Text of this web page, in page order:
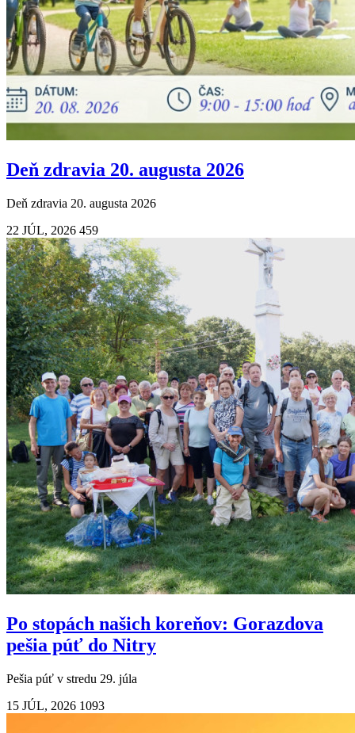
Deň zdravia 20. augusta 2026
Deň zdravia 20. augusta 2026
22 JÚL, 2026 459
Po stopách našich koreňov: Gorazdova
pešia púť do Nitry
Pešia púť v stredu 29. júla
15 JÚL, 2026 1093